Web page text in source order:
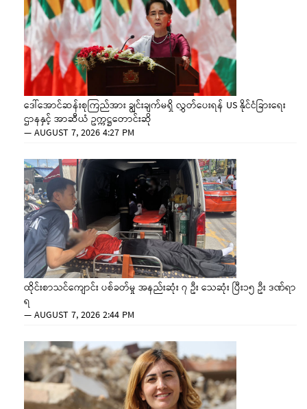
ဒေါ်အောင်ဆန်းစုကြည်အား ချွင်းချက်မရှိ လွှတ်ပေးရန် US နိုင်ငံခြားရေး
ဌာနနှင့် အာဆီယံ ဥက္ကဋ္ဌတောင်းဆို
—AUGUST 7, 2026 4:27 PM
ထိုင်းစာသင်ကျောင်း ပစ်ခတ်မှု အနည်းဆုံး ၇ ဦး သေဆုံး ပြီး၁၅ ဦး ဒဏ်ရာ
ရ
—AUGUST 7, 2026 2:44 PM